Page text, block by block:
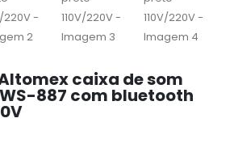
caixa de som
887 com bluetooth